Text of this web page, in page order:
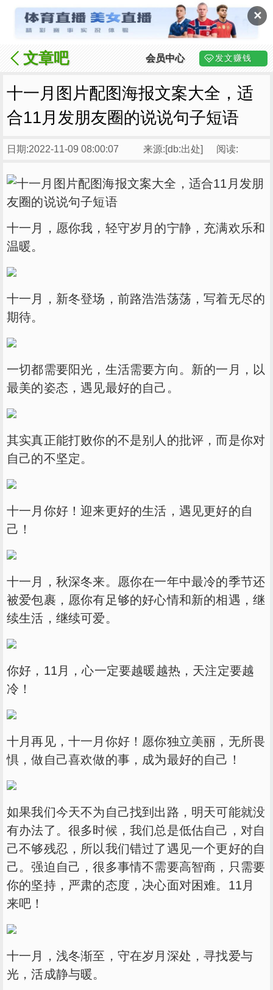
✕
文章吧 会员中心 发文赚钱
十一月图片配图海报文案大全，适
合11月发朋友圈的说说句子短语
日期:2022-11-09 08:00:07 来源:[db:出处] 阅读:
十一月，愿你我，轻守岁月的宁静，充满欢乐和
温暖。
十一月，新冬登场，前路浩浩荡荡，写着无尽的
期待。
一切都需要阳光，生活需要方向。新的一月，以
最美的姿态，遇见最好的自己。
其实真正能打败你的不是别人的批评，而是你对
自己的不坚定。
十一月你好！迎来更好的生活，遇见更好的自
己！
十一月，秋深冬来。愿你在一年中最冷的季节还
被爱包裹，愿你有足够的好心情和新的相遇，继
续生活，继续可爱。
你好，11月，心一定要越暖越热，天注定要越
冷！
十月再见，十一月你好！愿你独立美丽，无所畏
惧，做自己喜欢做的事，成为最好的自己！
如果我们今天不为自己找到出路，明天可能就没
有办法了。很多时候，我们总是低估自己，对自
己不够残忍，所以我们错过了遇见一个更好的自
己。强迫自己，很多事情不需要高智商，只需要
你的坚持，严肃的态度，决心面对困难。11月
来吧！
十一月，浅冬渐至，守在岁月深处，寻找爱与
光，活成静与暖。